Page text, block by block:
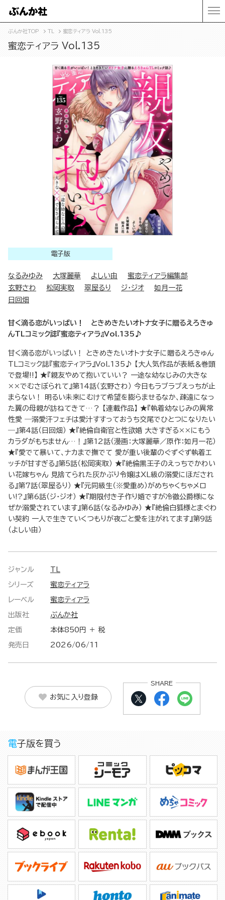
ぶんか社TOP TL 蜜恋ティアラ Vol.135
蜜恋ティアラ Vol.135
電子版
なるみゆみ 大塚麗華 よしい由
蜜恋ティアラ編集部
玄野さわ
松岡実取 翠屋るり ジ・ジオ
如月一花
日回畑
甘く滴る恋がいっぱい！ ときめきたいオトナ女子に贈るえろきゅ
んTLコミック誌『蜜恋ティアラ』Vol.135♪
甘く滴る恋がいっぱい！ ときめきたいオトナ女子に贈るえろきゅん
TLコミック誌『蜜恋ティアラ』Vol.135♪ 【大人気作品が表紙＆巻頭
で登場!!】 ★『親友やめて抱いていい？ 一途な幼なじみの大きな
××でむさぼられて』第14話（玄野さわ） 今日もラブラブえっちが止
まらない！ 明るい未来にむけて希望を膨らませるなか、疎遠になっ
た翼の母親が訪ねてきて…？ 【連載作品】 ★『執着幼なじみの異常
性愛 ―溺愛汗フェチは愛汁すすっておうち交尾でひとつになりたい
―』第4話（日回畑） ★『絶倫自衛官と性欲婚 大きすぎる××にもう
カラダがもちません…！』第12話（漫画：大塚麗華／原作：如月一花）
★『愛でて暴いて、ナカまで撫でて 愛が重い後輩のぐずぐず執着エ
ッチが甘すぎる』第5話（松岡実取） ★『絶倫黒王子のえっちでかわい
い花嫁ちゃん 見捨てられた灰かぶり令嬢はXL級の溺愛にほだされ
る』第7話（翠屋るり） ★『元同級生（※愛重め）がめちゃくちゃメロ
い!?』第6話（ジ・ジオ） ★『期限付き子作り婚ですが冷徹公爵様にな
ぜか溺愛されています』第6話（なるみゆみ） ★『絶倫白狐様とまぐわ
い契約 一人で生きていくつもりが夜ごと愛を注がれてます』第9話
（よしい由）
ジャンル
シリーズ 蜜恋ティアラ
レーベル 蜜恋ティアラ
出版社 ぶんか社
定価 本体850円 ＋ 税
発売日 2026/06/11
お気に入り登録
SHARE
電子版を買う